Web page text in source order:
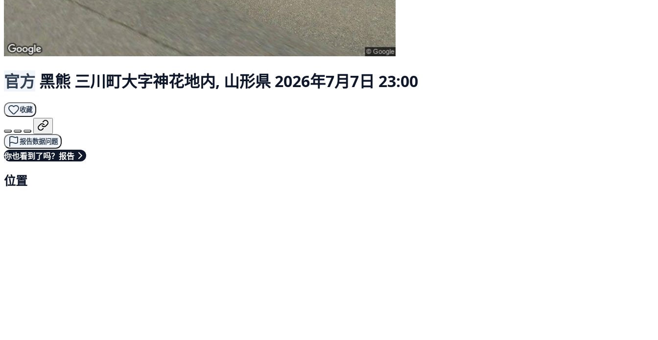
官方 黑熊 三川町大字神花地内, 山形県 2026年7月7日 23:00
收藏
报告数据问题
你也看到了吗？报告
位置